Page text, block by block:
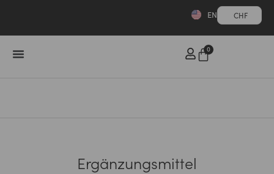
CHF
EN
0
Ergänzungsmittel